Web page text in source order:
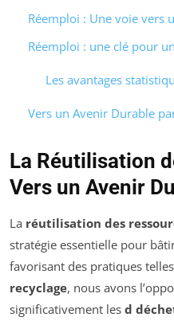
Réemploi : Une voie vers
Réemploi : une clé pour
Les avantages
Vers un Avenir Durable
La Réutilisation
Vers un Avenir
La réutilisation des
stratégie essentielle pour
favorisant des pratiques
recyclage, nous avons
significativement les d